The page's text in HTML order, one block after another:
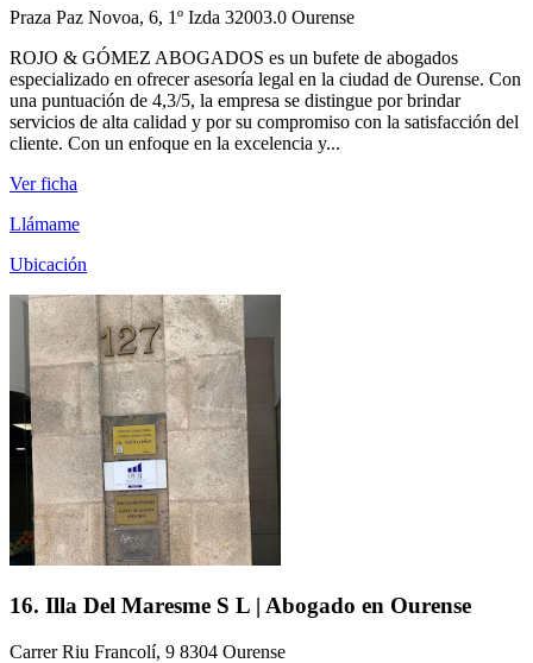
Praza Paz Novoa, 6, 1º Izda 32003.0 Ourense
ROJO & GÓMEZ ABOGADOS es un bufete de abogados
especializado en ofrecer asesoría legal en la ciudad de Ourense. Con
una puntuación de 4,3/5, la empresa se distingue por brindar
servicios de alta calidad y por su compromiso con la satisfacción del
cliente. Con un enfoque en la excelencia y...
Ver ficha
Llámame
Ubicación
16. Illa Del Maresme S L | Abogado en Ourense
Carrer Riu Francolí, 9 8304 Ourense